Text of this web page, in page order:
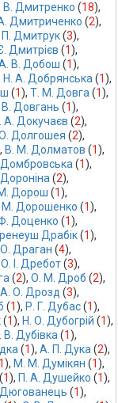
В. Дмитренко (18),
Дмитриченко (2),
П. Дмитрук (3),
Дмитрієв (1),
В. Добош (1),
Н. А. Добрянська (1),
(1), Т. М. Довга (1),
Довгань (1),
А. Докучаєв (2),
Долгошея (2),
В. М. Долматов (1),
Домбровська (1),
Дороніна (2),
М. Дорош (1),
М. Дорошенко (1),
Доценко (1),
Іренеуш Драбік (1),
І. О. Драган (4),
О. І. Дребот (3),
(2), О. М. Дроб (2),
А. О. Дрозд (3),
(1), Р. Г. Дубас (1),
(1), Н. О. Дубогрій (1),
В. Дубівка (1),
(1), А. П. Дука (2),
1), М. М. Думікян (1),
1), П. А. Душейко (1),
(1),